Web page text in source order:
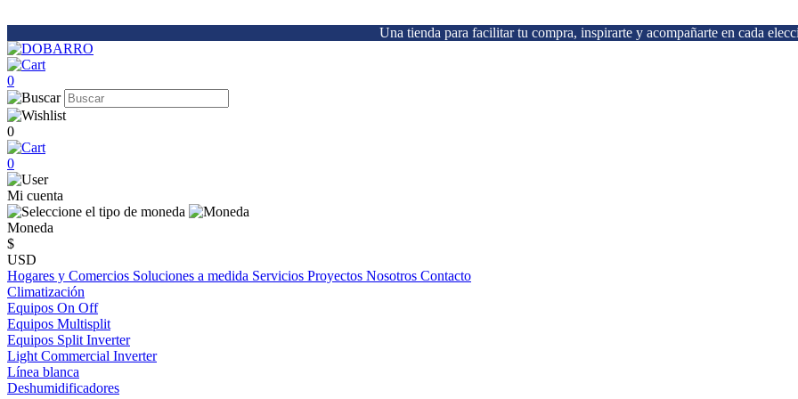
Una tienda para facilitar tu compra, inspirarte y acompañarte en cada
0
0
0
Mi cuenta
Moneda
$
USD
Hogares y Comercios Soluciones a medida Servicios Proyectos Nosotros Contacto
Climatización
Equipos On Off
Equipos Multisplit
Equipos Split Inverter
Light Commercial Inverter
Línea blanca
Deshumidificadores